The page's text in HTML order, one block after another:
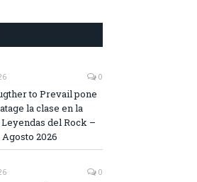
0
to Prevail pone
la clase en la
del Rock –
2026
0